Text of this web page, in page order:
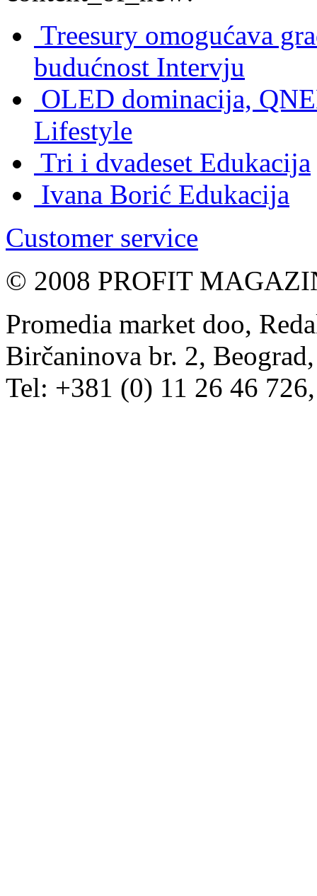
Treesury omogućava
budućnost Intervju
OLED dominacija,
Lifestyle
Tri i dvadeset Edukacija
Ivana Borić Edukacija
Customer service
© 2008 PROFIT
Promedia market doo,
Birčaninova br. 2,
Tel: +381 (0) 11 26 46